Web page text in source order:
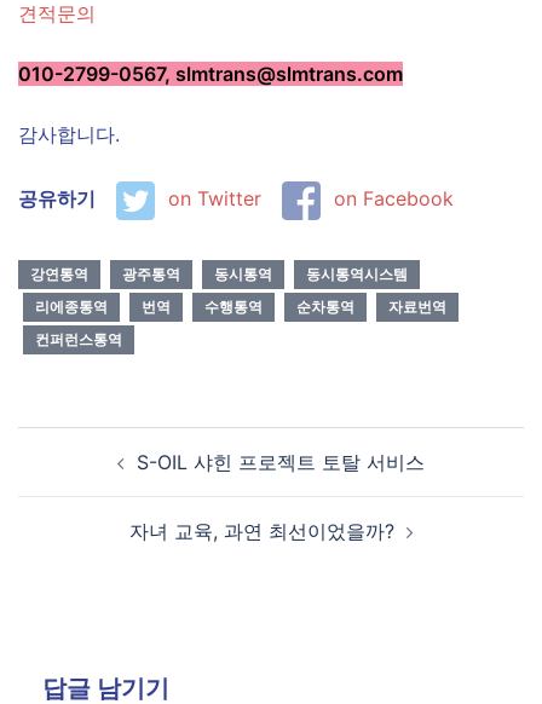
견적문의
010-2799-0567, slmtrans@slmtrans.com
감사합니다.
공유하기 on Twitter on Facebook
강연통역 광주통역 동시통역
동시통역시스템
리에종통역
번역 수행통역 순차통역
자료번역
컨퍼런스통역
navigationS-OIL 샤힌 프로젝트 토탈 서비스
자녀 교육, 과연 최선이었을까?
답글 남기기